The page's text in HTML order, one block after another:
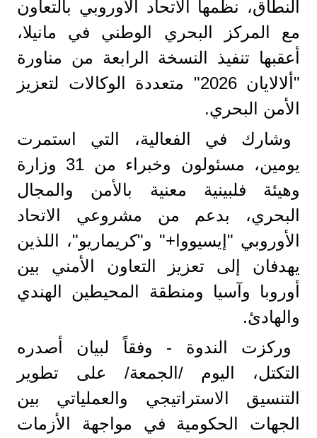
النطاق، نظمها الاتحاد الأوروبي بالتعاون
مع المركز البحري الوطني في مانيلا،
أعقبها تنفيذ النسخة الرابعة من مناورة
"ألالايان 2026" متعددة الوكالات لتعزيز
الأمن البحري.
وشارك في الفعالية، التي استمرت
يومين، مسئولون وخبراء من 31 وزارة
وهيئة فلبينية معنية بالأمن والمجال
البحري، بدعم من مشروعي الاتحاد
الأوروبي "إيسيووا+" و"كريماريو"، اللذين
يهدفان إلى تعزيز التعاون الأمني بين
أوروبا وآسيا ومنطقة المحيطين الهندي
والهادئ.
وركزت الندوة - وفقاً لبيان أصدره
التكتل، اليوم /الجمعة/ على تطوير
التنسيق الاستراتيجي والعملياتي بين
الجهات الحكومية في مواجهة الأزمات